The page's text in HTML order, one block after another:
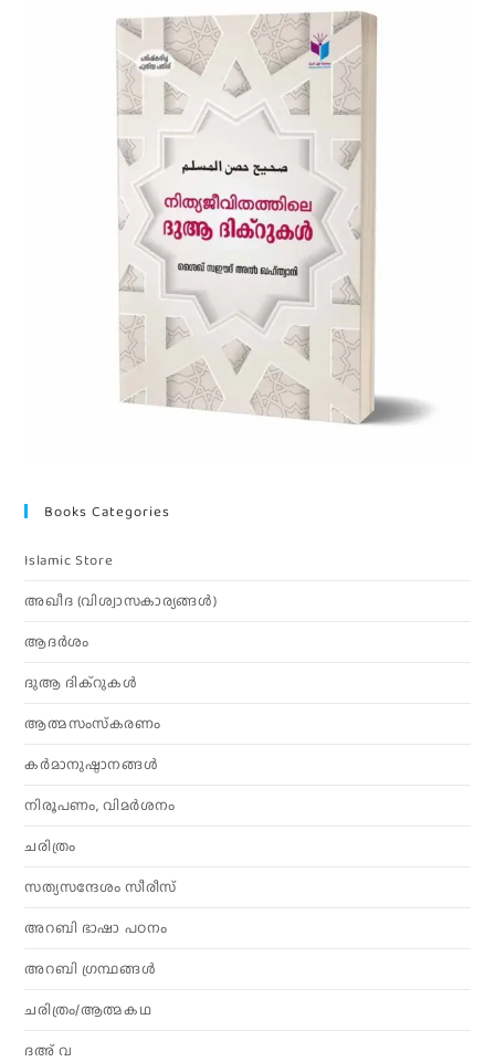
Books Categories
Islamic Store
അഖീദ (വിശ്വാസകാര്യങ്ങള്‍)
ആദര്‍ശം
ദുആ ദിക്റുകൾ
ആത്മസംസ്‌കരണം
കര്‍മാനുഷ്ഠാനങ്ങള്‍
നിരൂപണം, വിമര്‍ശനം
ചരിത്രം
സത്യസന്ദേശം സീരീസ്
അറബി ഭാഷാ പഠനം
അറബി ഗ്രന്ഥങ്ങൾ
ചരിത്രം/ആത്മകഥ
ദഅ് വ